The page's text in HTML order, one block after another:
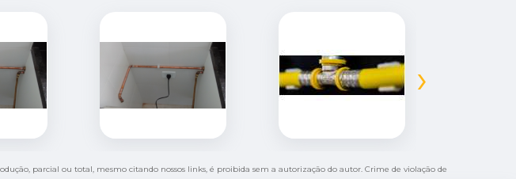
›
parcial ou total, mesmo citando nossos links, é proibida sem a autorização do autor. Crime de violação de